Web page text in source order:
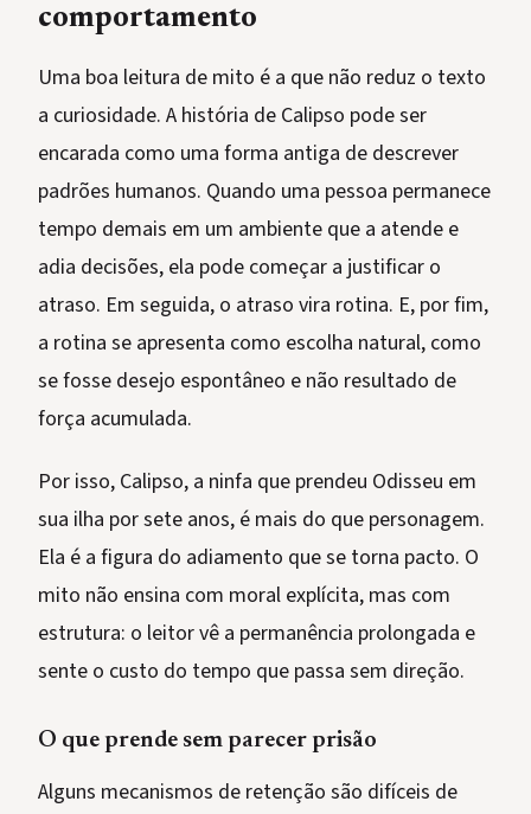
comportamento
Uma boa leitura de mito é a que não reduz o texto
a curiosidade. A história de Calipso pode ser
encarada como uma forma antiga de descrever
padrões humanos. Quando uma pessoa permanece
tempo demais em um ambiente que a atende e
adia decisões, ela pode começar a justificar o
atraso. Em seguida, o atraso vira rotina. E, por fim,
a rotina se apresenta como escolha natural, como
se fosse desejo espontâneo e não resultado de
força acumulada.
Por isso, Calipso, a ninfa que prendeu Odisseu em
sua ilha por sete anos, é mais do que personagem.
Ela é a figura do adiamento que se torna pacto. O
mito não ensina com moral explícita, mas com
estrutura: o leitor vê a permanência prolongada e
sente o custo do tempo que passa sem direção.
O que prende sem parecer prisão
Alguns mecanismos de retenção são difíceis de